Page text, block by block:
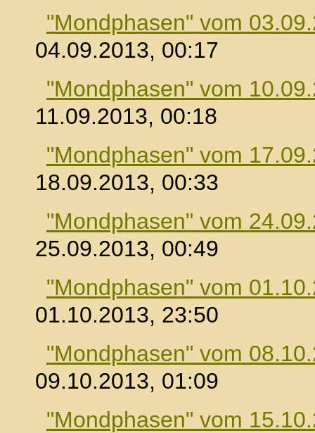
"Mondphasen" vom
04.09.2013, 00:17
"Mondphasen" vom
11.09.2013, 00:18
"Mondphasen" vom
18.09.2013, 00:33
"Mondphasen" vom
25.09.2013, 00:49
"Mondphasen" vom
01.10.2013, 23:50
"Mondphasen" vom
09.10.2013, 01:09
"Mondphasen" vom